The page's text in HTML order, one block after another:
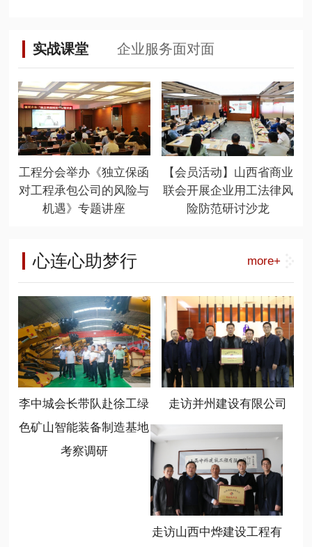
林当选为秘书长，程晋秀、魏勇分别
当选为副秘书长。 (省工商联二级巡
能新智造”为主题，聚集行业大咖共商
新时代发展大计。坚持“稳中求进，以
进促稳，先破后立”总要求，适应新质
生产力发展要求，推动行业高质量发
门、高校院所及大型企业的联系合
作，促进优惠政策和产学研用一体化
落地生根，更大限度地为会员发展提
有着20多年历史的商会，在新时代、
新任务、新情况下，始终坚持服务、
联合、创新、共享的办会宗旨，不断
加大组织建设力度，提高服务大局能
力，取得了优异成绩，新智造分会就
是该会打造的一个重点分会，也是形
成行业新质生产力发展的引擎。 (山
西省商业联合会党支部书记冯学亮)
(山西省商业联合会新智造分会会长温
作洧) 新任会长、徐工绿色矿山智能
装备制造基地总经理温作洧表示，要
充分利用好平台，发挥好作用，学习
掌握政策，规范自律发展，链接优质
资源，聚焦基础前沿和行业方向，开
展广泛对接合作，共享发展成果。要
勇于担当，不辱使命，坚持新智造、
基，在涉及业务合作和重大问题上相
谊。 岳泰宇表示徐工集团近年来始终
坚持自主创新，建设先进完整、自主
可控的产业链、创新链、供应链体
系，积极执行总书记“科技创新是发展
新质生产力的核心要素”这一重要论
断，为徐工集团高质量发展提供坚实
基础。 未来双方将加强组织领导，以
更高标准、更严要求做好各环节工
工能源装备大客户部部长刘祥刚、华
北大区总监常顺顺、徐工绿色矿山智
书记陈岳任、基地销售管理部部长程
晋秀参加了座谈。
城出席会议并发表重要讲话。 百度智
能云、华廷集团华廷数智公司、上海
山源、山西高河能源、重庆梅安森、
精英数智、国家超级计算太原中心的
专家进行了经验分享，其中华廷集团
华廷数智公司段武举副总围绕“视觉大
模型在煤矿行业的落地应用实践”同大
家沟通交流。 山西省有关部门相关负
责人、各煤炭企事业单位负责数字
化、智能化相关同志、各类煤炭信息
家学者，产业生态合作伙伴以及相关
实战课堂 企业服务面对面
工程分会举办《独立保函
对工程承包公司的风险与
机遇》专题讲座
【会员活动】山西省商业
联会开展企业用工法律风
险防范研讨沙龙
心连心助梦行 more+
李中城会长带队赴徐工绿
色矿山智能装备制造基地
考察调研
走访并州建设有限公司
走访山西中烨建设工程有